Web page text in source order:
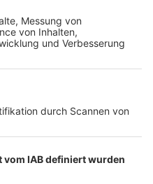
Der Wochenbericht
wurde zum 31. Juli 2026
eingestellt.